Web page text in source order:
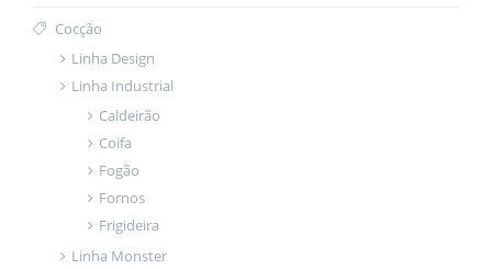
Cocção
Linha Design
Linha Industrial
Caldeirão
Coifa
Fogão
Fornos
Frigideira
Linha Monster